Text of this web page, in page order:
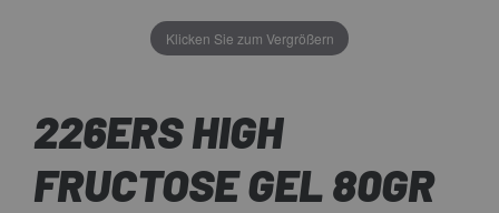
Klicken Sie zum Vergrößern
226ERS HIGH
FRUCTOSE GEL 80GR